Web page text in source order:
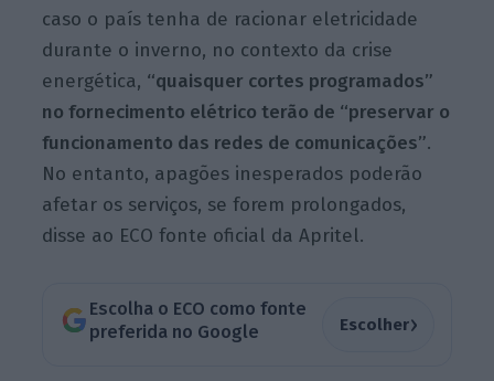
caso o país tenha de racionar eletricidade
durante o inverno, no contexto da crise
energética, “quaisquer cortes programados”
no fornecimento elétrico terão de “preservar o
funcionamento das redes de comunicações”.
No entanto, apagões inesperados poderão
afetar os serviços, se forem prolongados,
disse ao ECO fonte oficial da Apritel.
Escolha o ECO como fonte
preferida no Google
Escolher›